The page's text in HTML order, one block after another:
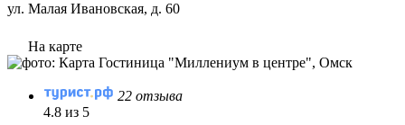
ул. Малая Ивановская, д. 60
На карте
22 отзыва
4.8 из 5